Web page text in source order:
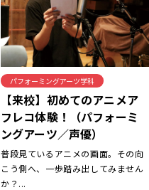
パフォーミングアーツ学科
【来校】初めてのアニメア
フレコ体験！（パフォーミ
ングアーツ／声優）
普段見ているアニメの画面。その向
こう側へ、一歩踏み出してみません
か？...